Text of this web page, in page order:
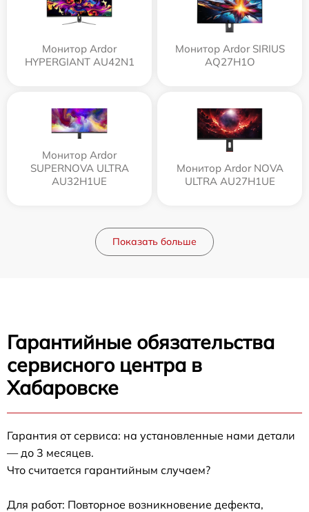
Монитор Ardor
HYPERGIANT AU42N1
Монитор Ardor SIRIUS
AQ27H1O
Монитор Ardor
SUPERNOVA ULTRA
AU32H1UE
Монитор Ardor NOVA
ULTRA AU27H1UE
Показать больше
Гарантийные обязательства
сервисного центра в
Хабаровске
Гарантия от сервиса: на установленные нами детали
— до 3 месяцев.
Что считается гарантийным случаем?
Для работ: Повторное возникновение дефекта,